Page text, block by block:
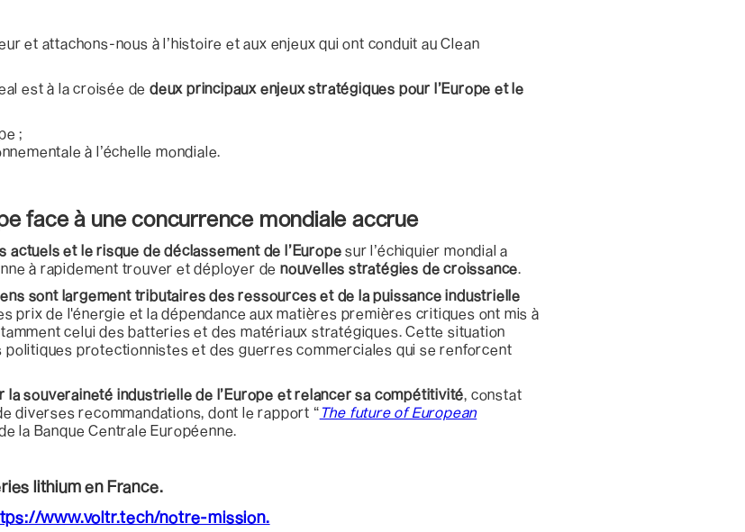
et attachons-nous à l’histoire et aux enjeux qui ont conduit au Clean
est à la croisée de deux principaux enjeux stratégiques pour l’Europe et le
;
à l’échelle mondiale.
face à une concurrence mondiale accrue
et le risque de déclassement de l’Europe sur l’échiquier mondial a
à rapidement trouver et déployer de nouvelles stratégies de croissance
sont largement tributaires des ressources et de la puissance industrielle
prix de l'énergie et la dépendance aux matières premières critiques ont mis à
celui des batteries et des matériaux stratégiques. Cette situation
politiques protectionnistes et des guerres commerciales qui se renforcent
souveraineté industrielle de l’Europe et relancer sa compétitivité , constat
diverses recommandations, dont le rapport “The future of European
la Banque Centrale Européenne.
lithium en France.
www.voltr.tech/notre-mission.